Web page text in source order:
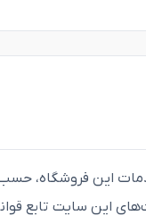
اين فروشگاه، حسب
اين سايت تابع